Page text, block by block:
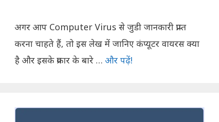
अगर आप Computer Virus से जुडी जानकारी प्राप्त
करना चाहते हैं, तो इस लेख में जानिए कंप्यूटर वायरस क्या
है और इसके प्रकार के बारे … और पढ़ें!